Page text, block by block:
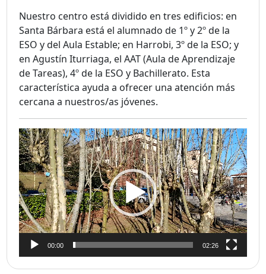
Nuestro centro está dividido en tres edificios: en
Santa Bárbara está el alumnado de 1º y 2º de la
ESO y del Aula Estable; en Harrobi, 3º de la ESO; y
en Agustín Iturriaga, el AAT (Aula de Aprendizaje
de Tareas), 4º de la ESO y Bachillerato. Esta
característica ayuda a ofrecer una atención más
cercana a nuestros/as jóvenes.
Reproductor
de
vídeo
00:00 02:26